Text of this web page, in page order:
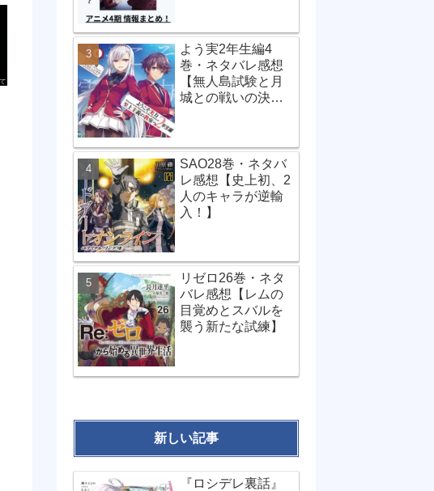
よう実2年生編4
巻・ネタバレ感想
【無人島試験と月
城との戦いの決
SAO28巻・ネタバ
レ感想【史上初、2
人のキャラが逆輸
入！】
リゼロ26巻・ネタ
バレ感想【レムの
目覚めとスバルを
襲う新たな試練】
新しい記事
『ロシデレ裏話』